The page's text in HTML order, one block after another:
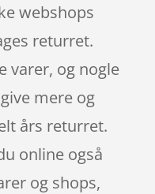
webshops
returret.
varer, og nogle
mere og
års returret.
online også
og shops,